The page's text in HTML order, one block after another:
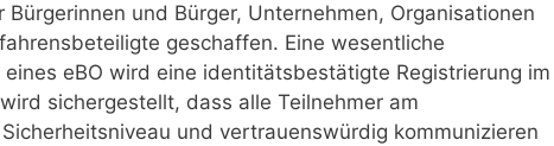
und Bürger, Unternehmen, Organisationen
geschaffen. Eine wesentliche
eBO wird eine identitätsbestätigte Registrierung im
sichergestellt, dass alle Teilnehmer am
und vertrauenswürdig kommunizieren